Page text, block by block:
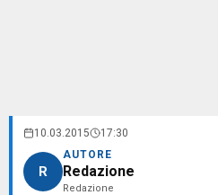
10.03.2015 17:30
R
AUTORE
Redazione
Redazione